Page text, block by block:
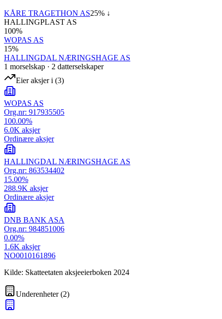
KÅRE TRAGETHON AS25% ↓
HALLINGPLAST AS
100%
WOPAS AS
15%
HALLINGDAL NÆRINGSHAGE AS
1 morselskap · 2 datterselskaper
Eier aksjer i (3)
WOPAS AS
Org.nr: 917935505
100.00%
6.0K aksjer
Ordinære aksjer
HALLINGDAL NÆRINGSHAGE AS
Org.nr: 863534402
15.00%
288.9K aksjer
Ordinære aksjer
DNB BANK ASA
Org.nr: 984851006
0.00%
1.6K aksjer
NO0010161896
Kilde: Skatteetaten aksjeeierboken 2024
Underenheter(2)